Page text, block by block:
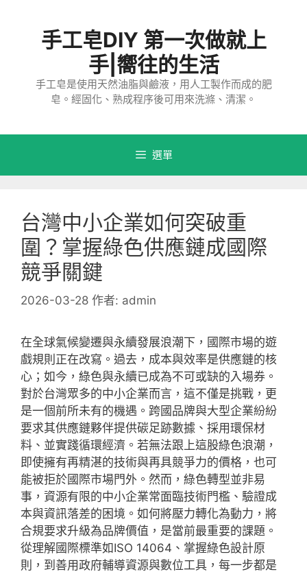
手工皂DIY 第一次做就上
手|嚮往的生活
手工皂是使用天然油脂與鹼液，用人工製作而成的肥
皂。經固化、熟成程序後可用來洗滌、清潔。
選單
台灣中小企業如何突破重
圍？掌握綠色供應鏈成國際
競爭關鍵
2026-03-28 作者: admin
在全球氣候變遷與永續發展浪潮下，國際市場的遊
戲規則正在改寫。過去，成本與效率是供應鏈的核
心；如今，綠色與永續已成為不可或缺的入場券。
對於台灣眾多的中小企業而言，這不僅是挑戰，更
是一個前所未有的機遇。跨國品牌與大型企業紛紛
要求其供應鏈夥伴提供碳足跡數據、採用環保材
料、並實踐循環經濟。若無法跟上這股綠色浪潮，
即使擁有再精湛的技術與再具競爭力的價格，也可
能被拒於國際市場門外。然而，綠色轉型並非易
事，資源有限的中小企業常面臨技術門檻、驗證成
本與資訊落差的困境。如何將壓力轉化為動力，將
合規要求升級為品牌價值，是當前最重要的課題。
從理解國際標準如ISO 14064、掌握綠色設計原
則，到善用政府輔導資源與數位工具，每一步都是